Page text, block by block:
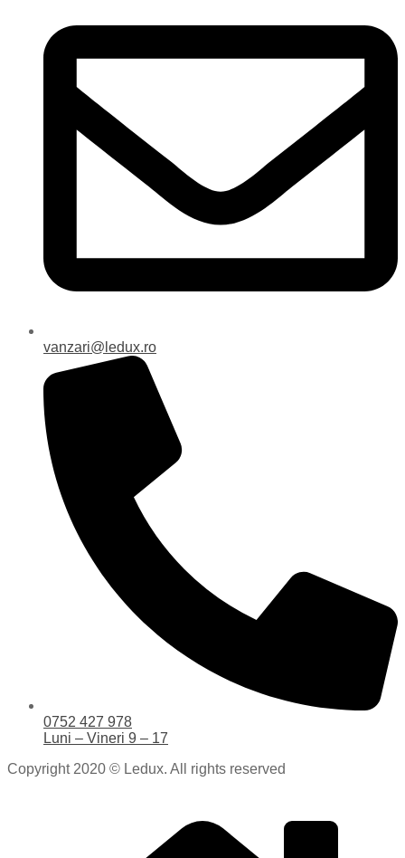
vanzari@ledux.ro
0752 427 978
Luni – Vineri 9 – 17
Copyright 2020 © Ledux. All rights reserved